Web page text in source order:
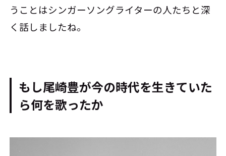
うことはシンガーソングライターの人たちと深
く話しましたね。
もし尾崎豊が今の時代を生きていた
ら何を歌ったか